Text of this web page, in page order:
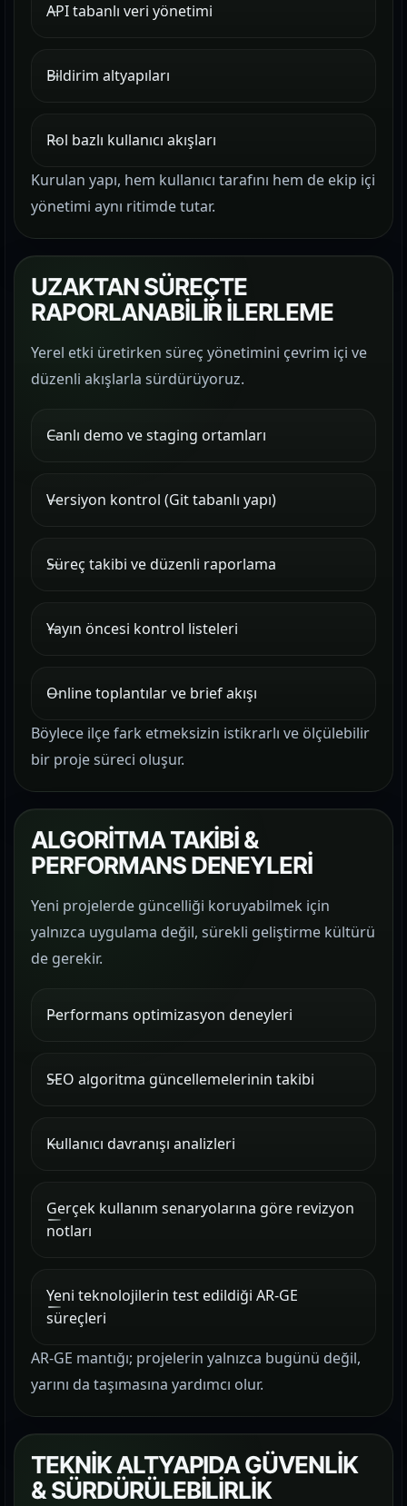
API tabanlı veri yönetimi
Bildirim altyapıları
Rol bazlı kullanıcı akışları
Kurulan yapı, hem kullanıcı tarafını hem de ekip içi
yönetimi aynı ritimde tutar.
UZAKTAN SÜREÇTE
RAPORLANABİLİR İLERLEME
Yerel etki üretirken süreç yönetimini çevrim içi ve
düzenli akışlarla sürdürüyoruz.
Canlı demo ve staging ortamları
Versiyon kontrol (Git tabanlı yapı)
Süreç takibi ve düzenli raporlama
Yayın öncesi kontrol listeleri
Online toplantılar ve brief akışı
Böylece ilçe fark etmeksizin istikrarlı ve ölçülebilir
bir proje süreci oluşur.
ALGORİTMA TAKİBİ &
PERFORMANS DENEYLERİ
Yeni projelerde güncelliği koruyabilmek için
yalnızca uygulama değil, sürekli geliştirme kültürü
de gerekir.
Performans optimizasyon deneyleri
SEO algoritma güncellemelerinin takibi
Kullanıcı davranışı analizleri
Gerçek kullanım senaryolarına göre revizyon
notları
Yeni teknolojilerin test edildiği AR-GE
süreçleri
AR-GE mantığı; projelerin yalnızca bugünü değil,
yarını da taşımasına yardımcı olur.
TEKNİK ALTYAPIDA GÜVENLİK
& SÜRDÜRÜLEBİLİRLİK